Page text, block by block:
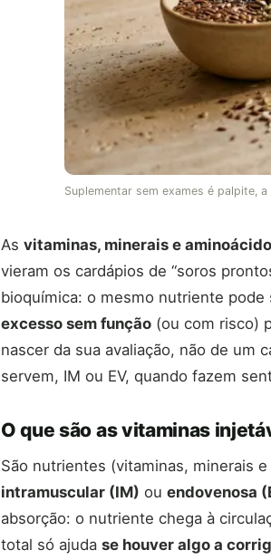
Suplementar sem exames é palpite,
As vitaminas, minerais e
vieram os cardápios de “soros
bioquímica: o mesmo nutriente pode
excesso sem função (ou com risco)
nascer da sua avaliação, não de um
servem, IM ou EV, quando fazem
O que são as vitaminas
São nutrientes (vitaminas, minerais
intramuscular (IM) ou endovenosa
absorção: o nutriente chega à
total só ajuda se houver algo a